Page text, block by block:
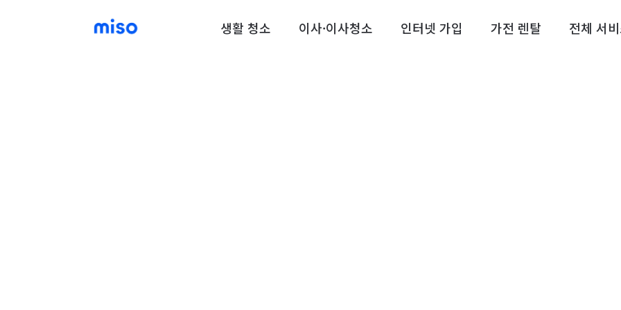
생활 청소 이사·이사청소 인터넷 가입 가전 렌탈 전체 서